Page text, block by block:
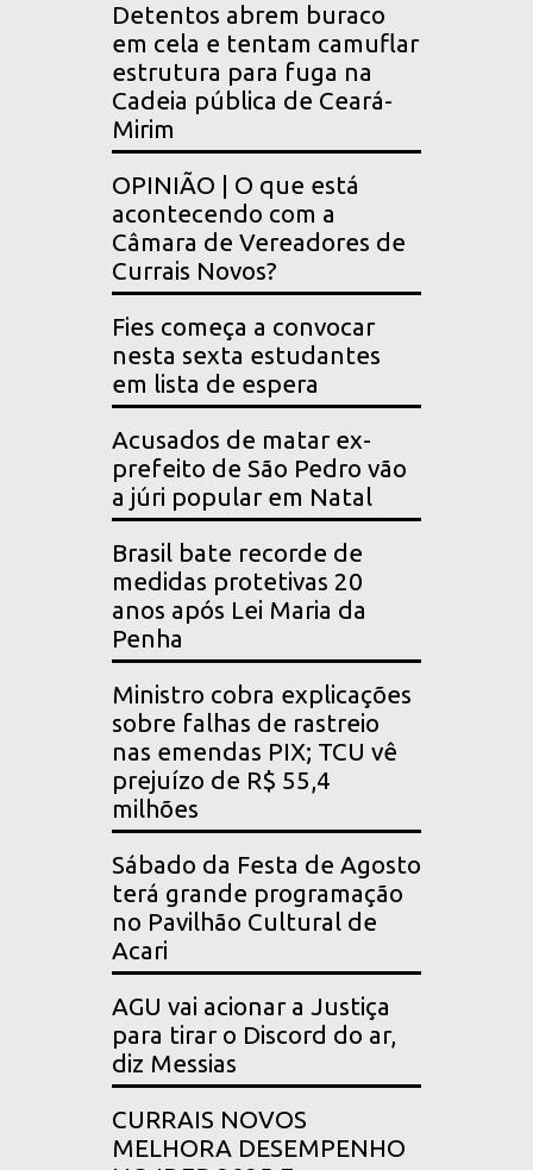
Detentos abrem buraco
em cela e tentam camuflar
estrutura para fuga na
Cadeia pública de Ceará-
Mirim
OPINIÃO | O que está
acontecendo com a
Câmara de Vereadores de
Currais Novos?
Fies começa a convocar
nesta sexta estudantes
em lista de espera
Acusados de matar ex-
prefeito de São Pedro vão
a júri popular em Natal
Brasil bate recorde de
medidas protetivas 20
anos após Lei Maria da
Penha
Ministro cobra explicações
sobre falhas de rastreio
nas emendas PIX; TCU vê
prejuízo de R$ 55,4
milhões
Sábado da Festa de Agosto
terá grande programação
no Pavilhão Cultural de
Acari
AGU vai acionar a Justiça
para tirar o Discord do ar,
diz Messias
CURRAIS NOVOS
MELHORA DESEMPENHO